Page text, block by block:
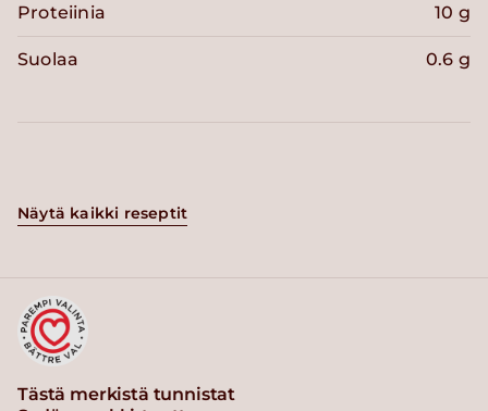
Proteiinia 10 g
Suolaa 0.6 g
Näytä kaikki reseptit
Tästä merkistä tunnistat